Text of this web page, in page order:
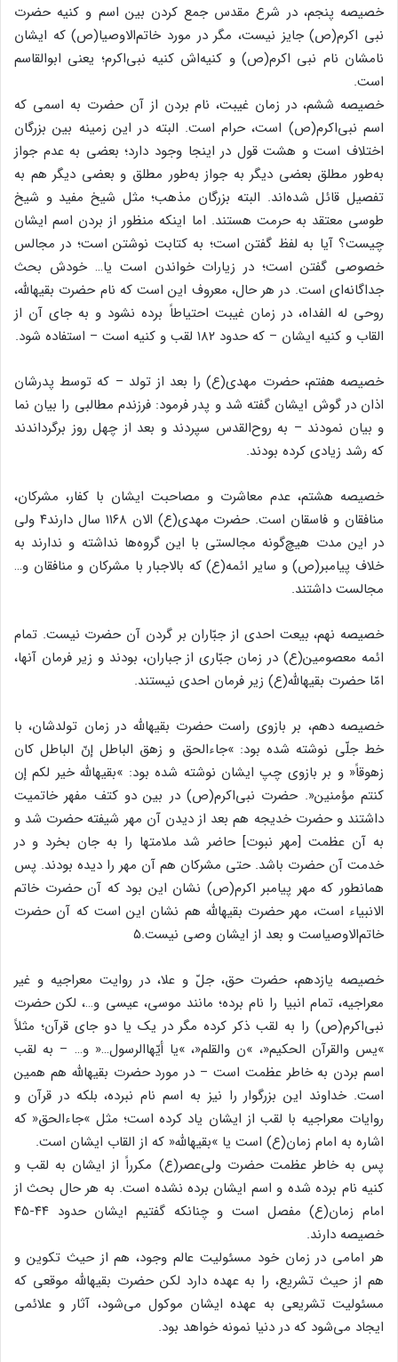
خصیصه پنجم، در شرع مقدس جمع کردن بین اسم و کنیه حضرت
نبى اکرم(ص) جایز نیست، مگر در مورد خاتم‌‌الاوصیا(ص) که ایشان
نامشان نام نبى اکرم(ص) و کنیه‌‌اش کنیه نبى‌‌اکرم؛ یعنى ابوالقاسم
است.
خصیصه ششم، در زمان غیبت، نام بردن از آن حضرت به اسمى که
اسم نبى‌‌اکرم(ص) است، حرام است. البته در این زمینه بین بزرگان
اختلاف است و هشت قول در اینجا وجود دارد؛ بعضى به عدم جواز
به‌‌طور مطلق بعضى دیگر به جواز به‌‌طور مطلق و بعضى دیگر هم به
تفصیل قائل شده‌‌اند. البته بزرگان مذهب؛ مثل شیخ مفید و شیخ
طوسى معتقد به حرمت هستند. اما اینکه منظور از بردن اسم ایشان
چیست؟ آیا به لفظ گفتن است؛ به کتابت نوشتن است؛ در مجالس
خصوصى گفتن است؛ در زیارات خواندن است یا… خودش بحث
جداگانه‌‌اى است. در هر حال، معروف این است که نام حضرت بقیهاللَّه،
روحى له الفداه، در زمان غیبت احتیاطاً برده نشود و به جاى آن از
القاب و کنیه ایشان – که حدود ۱۸۲ لقب و کنیه است – استفاده شود.
خصیصه هفتم، حضرت مهدى(ع) را بعد از تولد – که توسط پدرشان
اذان در گوش ایشان گفته شد و پدر فرمود: فرزندم مطالبى را بیان نما
و بیان نمودند – به روح‌‌القدس سپردند و بعد از چهل روز برگرداندند
که رشد زیادى کرده بودند.
خصیصه هشتم، عدم معاشرت و مصاحبت ایشان با کفار، مشرکان،
منافقان و فاسقان است. حضرت مهدى(ع) الان ۱۱۶۸ سال دارند۴ ولى
در این مدت هیچ‌‌گونه مجالستى با این گروه‌‌ها نداشته و ندارند به
خلاف پیامبر(ص) و سایر ائمه(ع) که بالاجبار با مشرکان و منافقان و…
مجالست داشتند.
خصیصه نهم، بیعت احدى از جبّاران بر گردن آن حضرت نیست. تمام
ائمه معصومین(ع) در زمان جبّارى از جباران، بودند و زیر فرمان آنها،
امّا حضرت بقیهاللَّه(ع) زیر فرمان احدى نیستند.
خصیصه دهم، بر بازوى راست حضرت بقیهاللَّه در زمان تولدشان، با
خط جلّى نوشته شده بود: »جاءالحق و زهق الباطل إنّ الباطل کان
زهوقاً« و بر بازوى چپ ایشان نوشته شده بود: »بقیهاللَّه خیر لکم إن
کنتم مؤمنین«. حضرت نبى‌‌اکرم(ص) در بین دو کتف مفهر خاتمیت
داشتند و حضرت خدیجه هم بعد از دیدن آن مهر شیفته حضرت شد و
به آن عظمت [مهر نبوت] حاضر شد ملامتها را به جان بخرد و در
خدمت آن حضرت باشد. حتى مشرکان هم آن مهر را دیده بودند. پس
همانطور که مهر پیامبر اکرم(ص) نشان این بود که آن حضرت خاتم
الانبیاء است، مهر حضرت بقیهاللَّه هم نشان این است که آن حضرت
خاتم‌‌الاوصیاست و بعد از ایشان وصى نیست.۵
خصیصه یازدهم، حضرت حق، جلّ و علا، در روایت معراجیه و غیر
معراجیه، تمام انبیا را نام برده؛ مانند موسى، عیسى و…، لکن حضرت
نبى‌‌اکرم(ص) را به لقب ذکر کرده مگر در یک یا دو جاى قرآن؛ مثلاً
»یس والقرآن الحکیم«، »ن والقلم«، »یا أیّهاالرسول…« و… – به لقب
اسم بردن به خاطر عظمت است – در مورد حضرت بقیهاللَّه هم همین
است. خداوند این بزرگوار را نیز به اسم نام نبرده، بلکه در قرآن و
روایات معراجیه با لقب از ایشان یاد کرده است؛ مثل »جاءالحق« که
اشاره به امام زمان(ع) است یا »بقیهاللَّه« که از القاب ایشان است.
پس به خاطر عظمت حضرت ولى‌‌عصر(ع) مکرراً از ایشان به لقب و
کنیه نام برده شده و اسم ایشان برده نشده است. به هر حال بحث از
امام زمان(ع) مفصل است و چنانکه گفتیم ایشان حدود ۴۴-۴۵
خصیصه دارند.
هر امامى در زمان خود مسئولیت عالم وجود، هم از حیث تکوین و
هم از حیث تشریع، را به عهده دارد لکن حضرت بقیهاللَّه موقعى که
مسئولیت تشریعى به عهده ایشان موکول مى‌‌شود، آثار و علائمى
ایجاد مى‌‌شود که در دنیا نمونه خواهد بود.